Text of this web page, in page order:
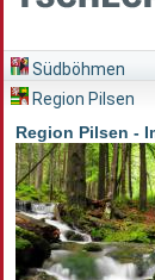
Südböhmen
Region Pilsen
Region Pilsen -